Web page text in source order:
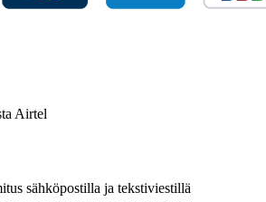
Airtel
sähköpostilla ja tekstiviestillä